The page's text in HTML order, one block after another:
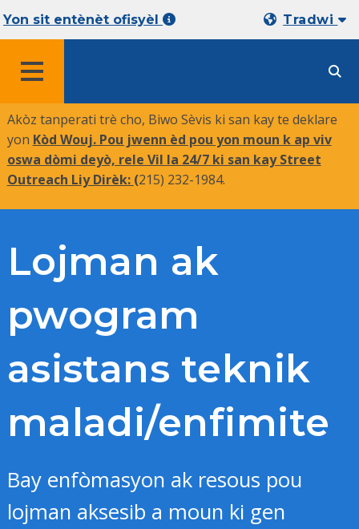
Yon sit entènèt ofisyèl Tradwi
Akòz tanperati trè cho, Biwo Sèvis ki san kay te deklare
yon Kòd Wouj. Pou jwenn èd pou yon moun k ap viv
oswa dòmi deyò, rele Vil la 24/7 ki san kay Street
Outreach Liy Dirèk: (215) 232-1984.
Lojman ak
pwogram
asistans teknik
maladi/enfimite
Bay enfòmasyon ak resous pou
lojman aksesib a moun ki gen